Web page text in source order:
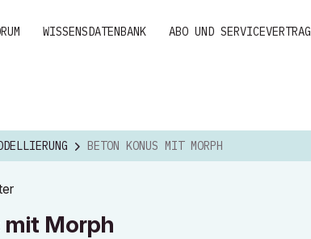
WISSENSDATENBANK ABO UND SERVICEVERTRAG
BETON KONUS MIT MORPH
Morph